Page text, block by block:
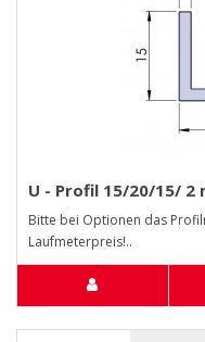
U - Profil 15/20/15/ 2
Bitte bei Optionen das
Laufmeterpreis!..